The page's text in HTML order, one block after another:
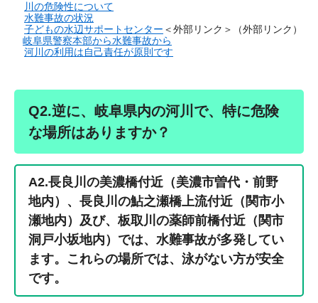
川の危険性について
水難事故の状況
子どもの水辺サポートセンター ＜外部リンク＞
（外部リンク）
岐阜県警察本部から水難事故から
河川の利用は自己責任が原則です
Q2.逆に、岐阜県内の河川で、特に危険
な場所はありますか？
A2.長良川の美濃橋付近（美濃市曽代・前野
地内）、長良川の鮎之瀬橋上流付近（関市小
瀬地内）及び、板取川の薬師前橋付近（関市
洞戸小坂地内）では、水難事故が多発してい
ます。これらの場所では、泳がない方が安全
です。